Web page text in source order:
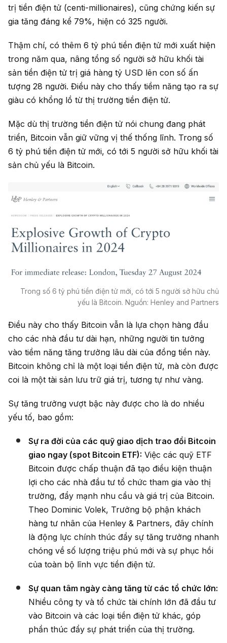
trị tiền điện tử (centi-millionaires), cũng chứng kiến sự
gia tăng đáng kể 79%, hiện có 325 người.
Thậm chí, có thêm 6 tỷ phú tiền điện tử mới xuất hiện
trong năm qua, nâng tổng số người sở hữu khối tài
sản tiền điện tử trị giá hàng tỷ USD lên con số ấn
tượng 28 người. Điều này cho thấy tiềm năng tạo ra sự
giàu có khổng lồ từ thị trường tiền điện tử.
Mặc dù thị trường tiền điện tử nói chung đang phát
triển, Bitcoin vẫn giữ vững vị thế thống lĩnh. Trong số
6 tỷ phú tiền điện tử mới, có tới 5 người sở hữu khối tài
sản chủ yếu là Bitcoin.
Trong số 6 tỷ phú tiền điện tử mới, có tới 5 người sở hữu chủ
yếu là Bitcoin. Nguồn: Henley and Partners
Điều này cho thấy Bitcoin vẫn là lựa chọn hàng đầu
cho các nhà đầu tư dài hạn, những người tin tưởng
vào tiềm năng tăng trưởng lâu dài của đồng tiền này.
Bitcoin không chỉ là một loại tiền điện tử, mà còn được
coi là một tài sản lưu trữ giá trị, tương tự như vàng.
Sự tăng trưởng vượt bậc này được cho là do nhiều
yếu tố, bao gồm:
Sự ra đời của các quỹ giao dịch trao đổi Bitcoin
giao ngay (spot Bitcoin ETF): Việc các quỹ ETF
Bitcoin được chấp thuận đã tạo điều kiện thuận
lợi cho các nhà đầu tư tổ chức tham gia vào thị
trường, đẩy mạnh nhu cầu và giá trị của Bitcoin.
Theo Dominic Volek, Trưởng bộ phận khách
hàng tư nhân của Henley & Partners, đây chính
là động lực chính thúc đẩy sự tăng trưởng nhanh
chóng về số lượng triệu phú mới và sự phục hồi
của toàn bộ lĩnh vực tiền điện tử.
Sự quan tâm ngày càng tăng từ các tổ chức lớn:
Nhiều công ty và tổ chức tài chính lớn đã đầu tư
vào Bitcoin và các loại tiền điện tử khác, góp
phần thúc đẩy sự phát triển của thị trường.